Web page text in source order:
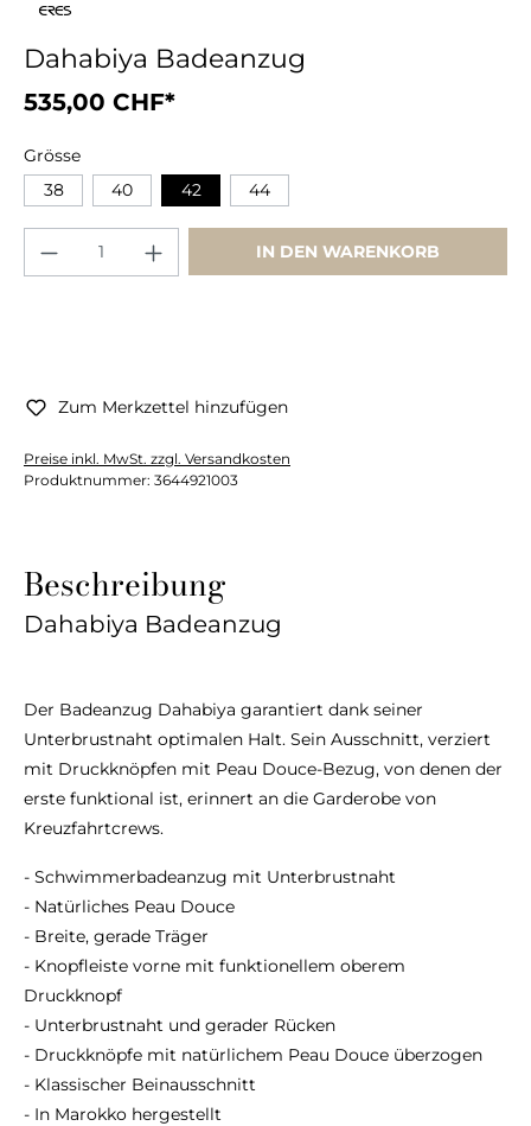
Dahabiya Badeanzug
535,00 CHF*
Grösse
38
40 42 44
IN DEN WARENKORB
Zum Merkzettel hinzufügen
Preise inkl. MwSt. zzgl. Versandkosten
Produktnummer: 3644921003
Beschreibung
Dahabiya Badeanzug
Der Badeanzug Dahabiya garantiert dank seiner
Unterbrustnaht optimalen Halt. Sein Ausschnitt, verziert
mit Druckknöpfen mit Peau Douce-Bezug, von denen der
erste funktional ist, erinnert an die Garderobe von
Kreuzfahrtcrews.
- Schwimmerbadeanzug mit Unterbrustnaht
- Natürliches Peau Douce
- Breite, gerade Träger
- Knopfleiste vorne mit funktionellem oberem
Druckknopf
- Unterbrustnaht und gerader Rücken
- Druckknöpfe mit natürlichem Peau Douce überzogen
- Klassischer Beinausschnitt
- In Marokko hergestellt